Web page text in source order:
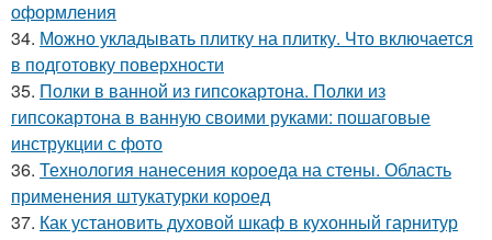
оформления
34. Можно укладывать плитку на плитку. Что включается
в подготовку поверхности
35. Полки в ванной из гипсокартона. Полки из
гипсокартона в ванную своими руками: пошаговые
инструкции с фото
36. Технология нанесения короеда на стены. Область
применения штукатурки короед
37. Как установить духовой шкаф в кухонный гарнитур